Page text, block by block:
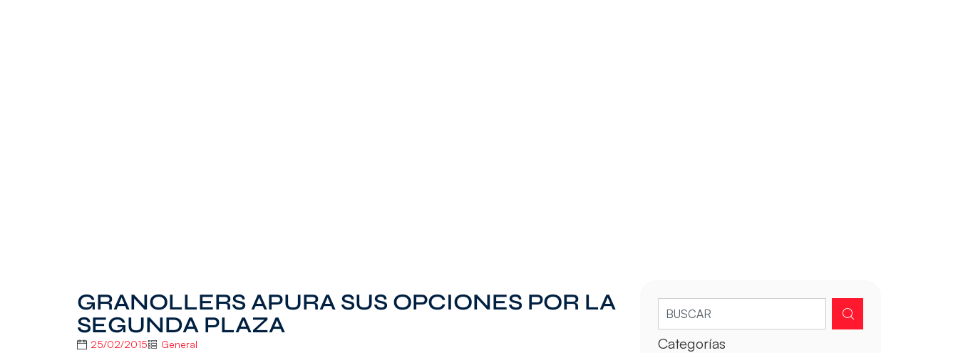
GRANOLLERS APURA SUS OPCIONES POR LA
SEGUNDA PLAZA
25/02/2015 General Categorías